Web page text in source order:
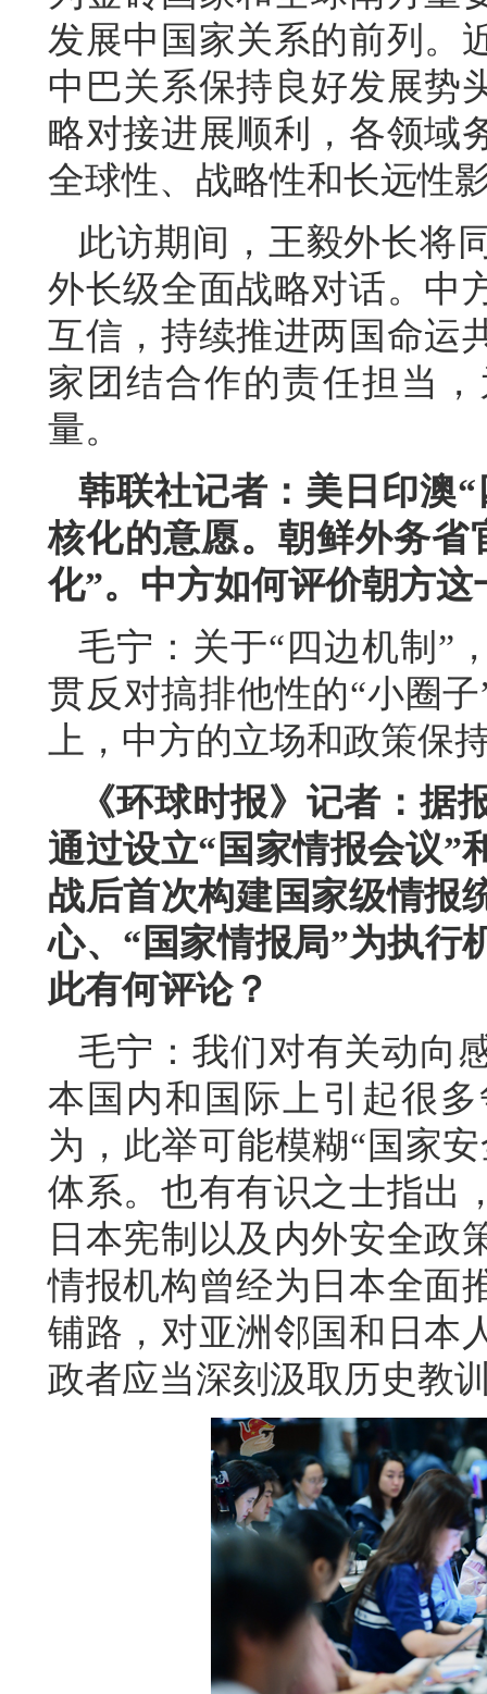
发展中国家关系的前列。
中巴关系保持良好发展势
略对接进展顺利，各领域
全球性、战略性和长远性
此访期间，王毅外长将
外长级全面战略对话。中
互信，持续推进两国命运
家团结合作的责任担当
量。
韩联社记者：美日印澳
核化的意愿。朝鲜外务省
化”。中方如何评价朝方这
毛宁：关于“四边机制”
贯反对搞排他性的“小圈
上，中方的立场和政策保
《环球时报》记者：据
通过设立“国家情报会议”
战后首次构建国家级情报
心、“国家情报局”为执行
此有何评论？
毛宁：我们对有关动向
本国内和国际上引起很
为，此举可能模糊“国家
体系。也有有识之士指出
日本宪制以及内外安全政
情报机构曾经为日本全面
铺路，对亚洲邻国和日本
政者应当深刻汲取历史教